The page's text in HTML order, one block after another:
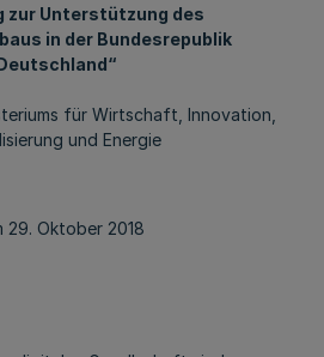
zur Unterstützung des
in der Bundesrepublik
für Wirtschaft, Innovation,
und Energie
29. Oktober 2018